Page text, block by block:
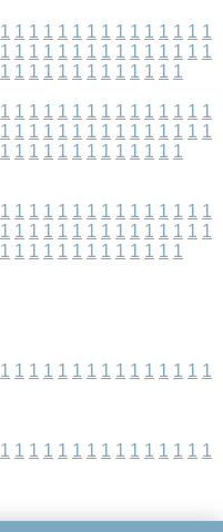
1 1 1 1 1 1 1 1 1 1 1 1 1 1 1
1 1 1 1 1 1 1 1 1 1 1 1 1 1 1
1 1 1 1 1 1 1 1 1 1 1 1 1
1 1 1 1 1 1 1 1 1 1 1 1 1 1 1
1 1 1 1 1 1 1 1 1 1 1 1 1 1 1
1 1 1 1 1 1 1 1 1 1 1 1 1
1 1 1 1 1 1 1 1 1 1 1 1 1 1 1
1 1 1 1 1 1 1 1 1 1 1 1 1 1 1
1 1 1 1 1 1 1 1 1 1 1 1 1
1 1 1 1 1 1 1 1 1 1 1 1 1 1 1
1 1 1 1 1 1 1 1 1 1 1 1 1 1 1